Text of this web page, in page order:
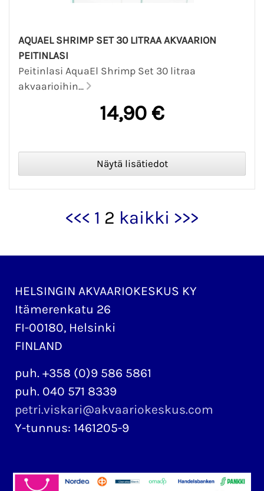
AQUAEL SHRIMP SET 30 LITRAA AKVAARION
PEITINLASI
Peitinlasi AquaEl Shrimp Set 30 litraa
akvaarioihin...
14,90 €
<<< 1 2 kaikki >>>
HELSINGIN AKVAARIOKESKUS KY
Itämerenkatu 26
FI-00180, Helsinki
FINLAND
puh. +358 (0)9 586 5861
puh. 040 571 8339
petri.viskari@akvaariokeskus.com
Y-tunnus: 1461205-9